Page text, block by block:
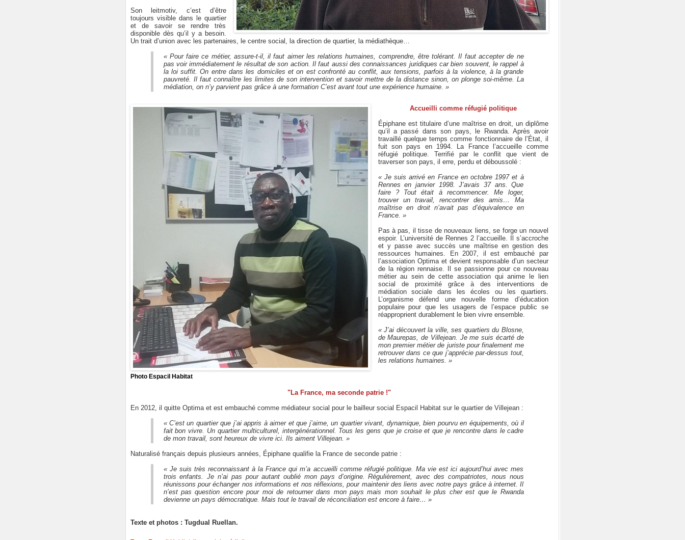
Son leitmotiv, c’est d’être
toujours visible dans le quartier
et de savoir se rendre très
disponible dès qu’il y a besoin.
Un trait d’union avec les partenaires, le centre social, la direction de quartier, la médiathèque…
« Pour faire ce métier, assure-t-il, il faut aimer les relations humaines, comprendre, être tolérant. Il faut accepter de ne
pas voir immédiatement le résultat de son action. Il faut aussi des connaissances juridiques car bien souvent, le rappel à
la loi suffit. On entre dans les domiciles et on est confronté au conflit, aux tensions, parfois à la violence, à la grande
pauvreté. Il faut connaître les limites de son intervention et savoir mettre de la distance sinon, on plonge soi-même. La
médiation, on n’y parvient pas grâce à une formation C’est avant tout une expérience humaine. »
Photo Espacil Habitat
Accueilli comme réfugié politique
Épiphane est titulaire d’une maîtrise en droit, un diplôme
qu’il a passé dans son pays, le Rwanda. Après avoir
travaillé quelque temps comme fonctionnaire de l’État, il
fuit son pays en 1994. La France l’accueille comme
réfugié politique. Terrifié par le conflit que vient de
traverser son pays, il erre, perdu et déboussolé :
« Je suis arrivé en France en octobre 1997 et à
Rennes en janvier 1998. J’avais 37 ans. Que
faire ? Tout était à recommencer. Me loger,
trouver un travail, rencontrer des amis… Ma
maîtrise en droit n’avait pas d’équivalence en
France. »
Pas à pas, il tisse de nouveaux liens, se forge un nouvel
espoir. L’université de Rennes 2 l’accueille. Il s’accroche
et y passe avec succès une maîtrise en gestion des
ressources humaines. En 2007, il est embauché par
l’association Optima et devient responsable d’un secteur
de la région rennaise. Il se passionne pour ce nouveau
métier au sein de cette association qui anime le lien
social de proximité grâce à des interventions de
médiation sociale dans les écoles ou les quartiers.
L’organisme défend une nouvelle forme d’éducation
populaire pour que les usagers de l’espace public se
réapproprient durablement le bien vivre ensemble.
« J’ai découvert la ville, ses quartiers du Blosne,
de Maurepas, de Villejean. Je me suis écarté de
mon premier métier de juriste pour finalement me
retrouver dans ce que j’apprécie par-dessus tout,
les relations humaines. »
"La France, ma seconde patrie !"
En 2012, il quitte Optima et est embauché comme médiateur social pour le bailleur social Espacil Habitat sur le quartier de Villejean :
« C’est un quartier que j’ai appris à aimer et que j’aime, un quartier vivant, dynamique, bien pourvu en équipements, où il
fait bon vivre. Un quartier multiculturel, intergénérationnel. Tous les gens que je croise et que je rencontre dans le cadre
de mon travail, sont heureux de vivre ici. Ils aiment Villejean. »
Naturalisé français depuis plusieurs années, Épiphane qualifie la France de seconde patrie :
« Je suis très reconnaissant à la France qui m’a accueilli comme réfugié politique. Ma vie est ici aujourd’hui avec mes
trois enfants. Je n’ai pas pour autant oublié mon pays d’origine. Régulièrement, avec des compatriotes, nous nous
réunissons pour échanger nos informations et nos réflexions, pour maintenir des liens avec notre pays grâce à internet. Il
n’est pas question encore pour moi de retourner dans mon pays mais mon souhait le plus cher est que le Rwanda
devienne un pays démocratique. Mais tout le travail de réconciliation est encore à faire… »
Texte et photos : Tugdual Ruellan.